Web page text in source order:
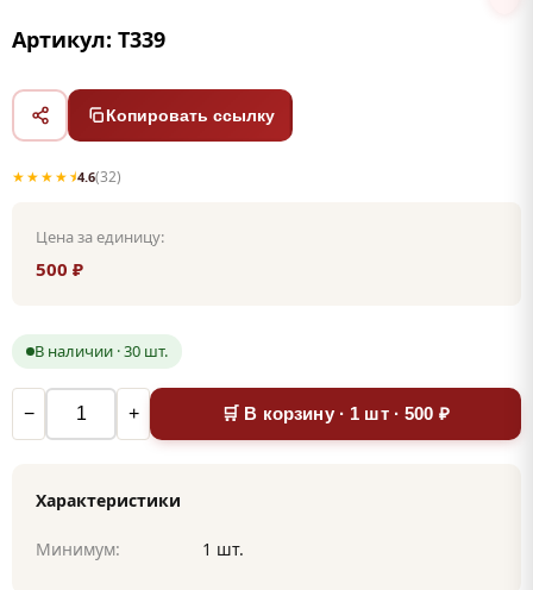
Артикул: Т339
Копировать ссылку
★★★★⯨4.6(32)
Цена за единицу:
500 ₽
В наличии · 30 шт.
− + 🛒 В корзину · 1 шт · 500 ₽
Характеристики
Минимум: 1 шт.